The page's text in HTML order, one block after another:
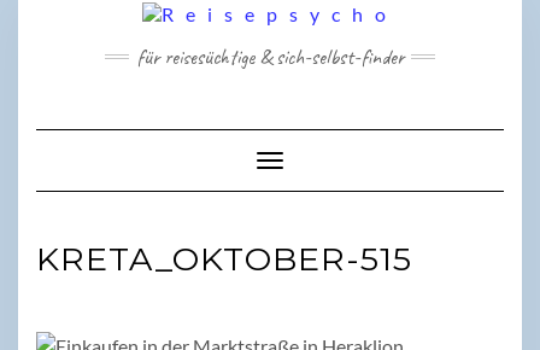
für reisesüchtige & sich-selbst-finder
Toggle Navigation
KRETA_OKTOBER-515